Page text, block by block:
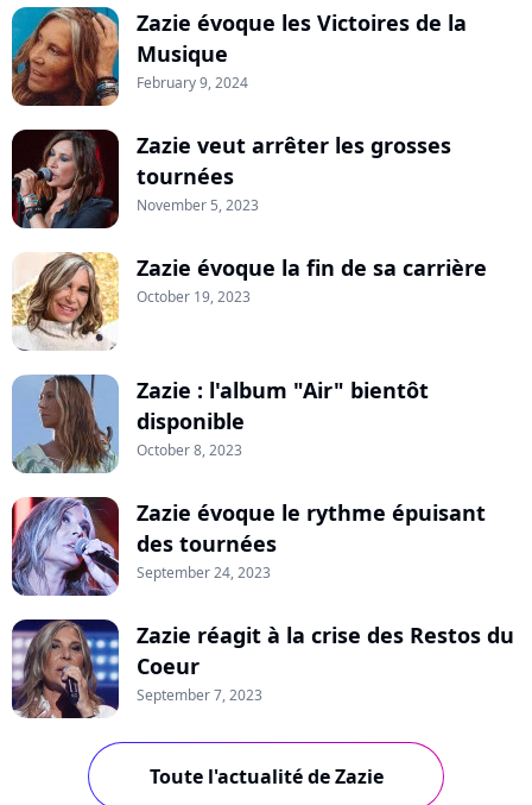
Zazie évoque les Victoires de la
Musique
February 9, 2024
Zazie veut arrêter les grosses
tournées
November 5, 2023
Zazie évoque la fin de sa carrière
October 19, 2023
Zazie : l'album "Air" bientôt
disponible
October 8, 2023
Zazie évoque le rythme épuisant
des tournées
September 24, 2023
Zazie réagit à la crise des Restos du
Coeur
September 7, 2023
Toute l'actualité de Zazie